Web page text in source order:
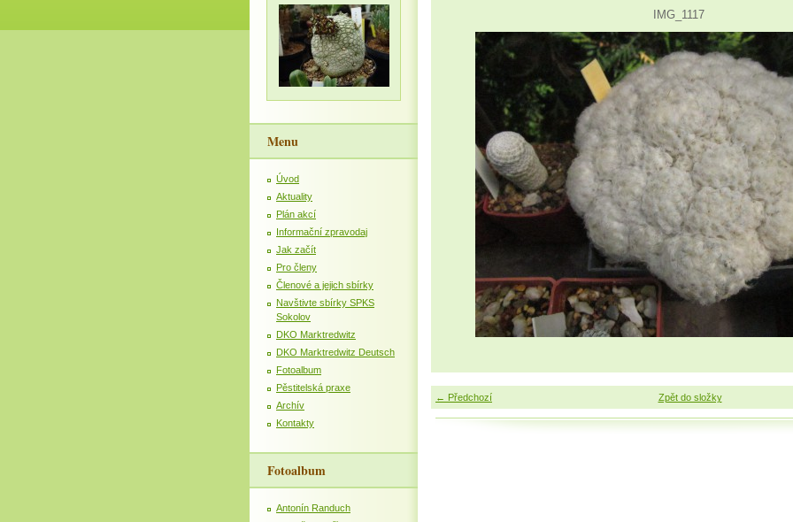
IMG_1117
← Předchozí Zpět do složky
Menu
Úvod
Aktuality
Plán akcí
Informační zpravodaj
Jak začít
Pro členy
Členové a jejich sbírky
Navštivte sbírky SPKS
Sokolov
DKO Marktredwitz
DKO Marktredwitz Deutsch
Fotoalbum
Pěstitelská praxe
Archív
Kontakty
Fotoalbum
Antonín Randuch